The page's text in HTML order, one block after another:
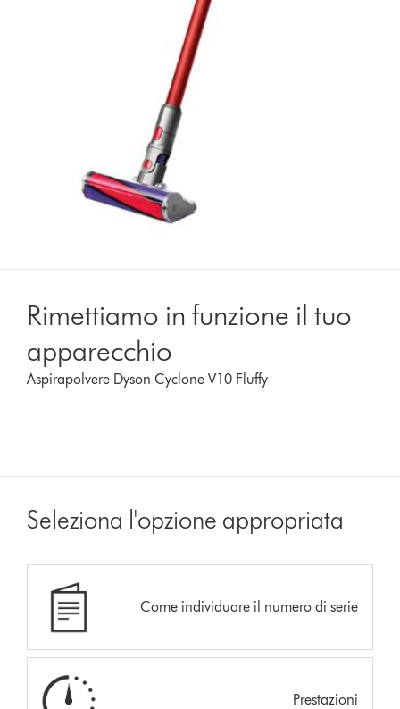
Rimettiamo in funzione il tuo
apparecchio
Aspirapolvere Dyson Cyclone V10 Fluffy
Seleziona l'opzione appropriata
Come individuare il numero di serie
Prestazioni